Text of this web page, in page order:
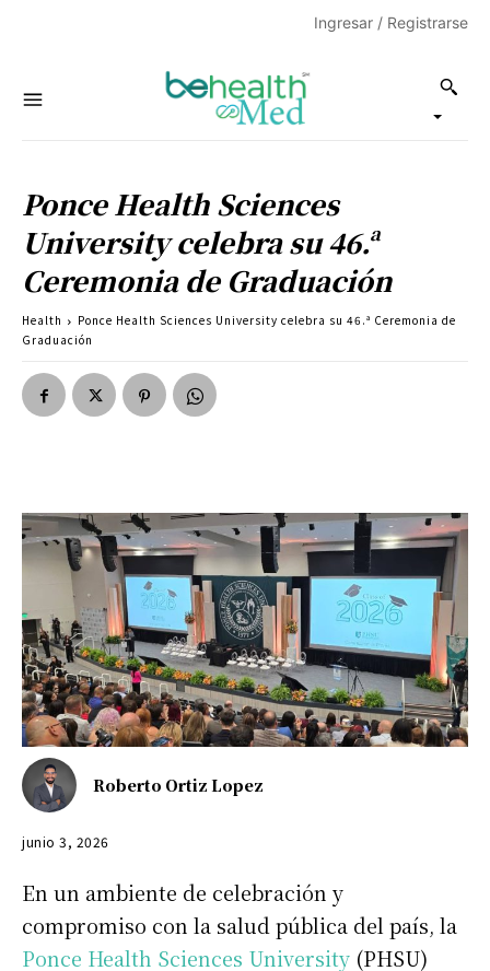
Ingresar / Registrarse
Ponce Health Sciences
University celebra su 46.ª
Ceremonia de Graduación
Health
Ponce Health Sciences University celebra su 46.ª Ceremonia de
Graduación
Roberto Ortiz Lopez
junio 3, 2026
En un ambiente de celebración y
compromiso con la salud pública del país, la
Ponce Health Sciences University (PHSU)